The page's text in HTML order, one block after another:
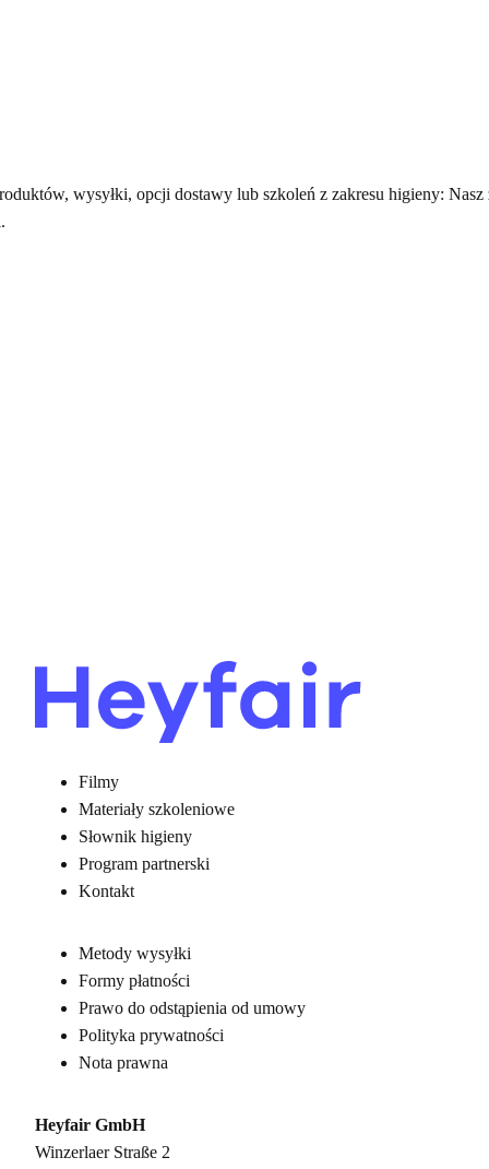
wysyłki, opcji dostawy lub szkoleń z zakresu higieny:
Filmy
Materiały szkoleniowe
Słownik higieny
Program partnerski
Kontakt
Metody wysyłki
Formy płatności
Prawo do odstąpienia od umowy
Polityka prywatności
Nota prawna
Heyfair GmbH
Winzerlaer Straße 2